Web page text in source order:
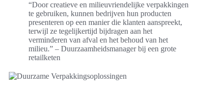
“Door creatieve en milieuvriendelijke verpakkingen
te gebruiken, kunnen bedrijven hun producten
presenteren op een manier die klanten aanspreekt,
terwijl ze tegelijkertijd bijdragen aan het
verminderen van afval en het behoud van het
milieu.” – Duurzaamheidsmanager bij een grote
retailketen